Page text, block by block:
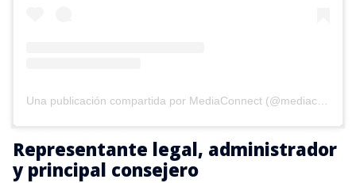
Representante legal, administrador
y principal consejero